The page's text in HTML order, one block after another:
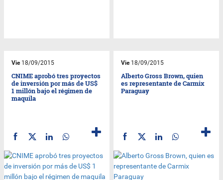
Vie18/09/2015
CNIME aprobó tres proyectos
de inversión por más de US$
1 millón bajo el régimen de
maquila
Vie18/09/2015
Alberto Gross Brown, quien
es representante de Carmix
Paraguay